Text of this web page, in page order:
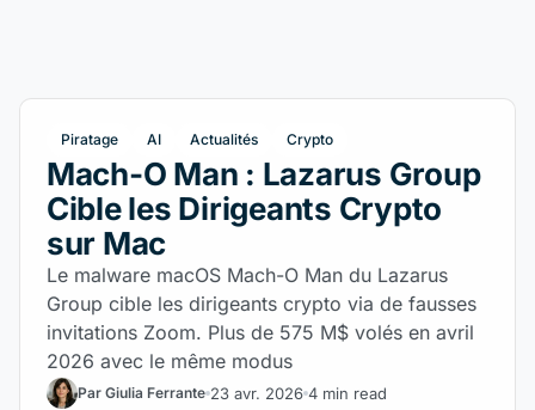
Piratage AI Actualités Crypto
Mach-O Man : Lazarus Group
Cible les Dirigeants Crypto
sur Mac
Le malware macOS Mach-O Man du Lazarus
Group cible les dirigeants crypto via de fausses
invitations Zoom. Plus de 575 M$ volés en avril
2026 avec le même modus
Par Giulia Ferrante 23 avr. 2026 4 min read